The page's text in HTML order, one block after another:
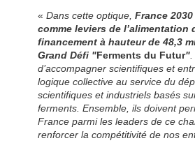
«Dans cette optique,France
comme leviers de l’alimentation
financement à hauteur de 48,3
Grand Défi "Ferments du Futur"
d’accompagner scientifiques et
logique collective au service du
scientifiques et industriels basés
ferments. Ensemble, ils doivent
France parmi les leaders de ce
renforcer la compétitivité de nos